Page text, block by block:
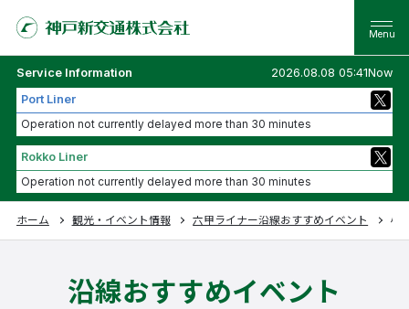
Service Information
2026.08.08 05:41Now
Port Liner
Operation not currently delayed more than 30 minutes
Rokko Liner
Operation not currently delayed more than 30 minutes
ホーム 観光・イベント情報 六甲ライナー沿線おすすめイベント 小
沿線おすすめイベント